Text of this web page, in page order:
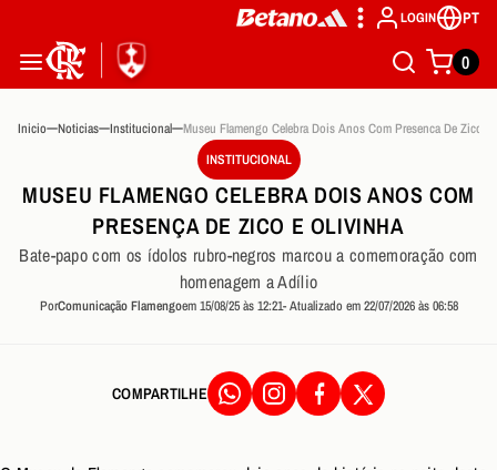
LOGIN PT
0
Inicio Noticias Institucional
INSTITUCIONAL
MUSEU FLAMENGO CELEBRA DOIS ANOS COM
PRESENÇA DE ZICO E OLIVINHA
Bate-papo com os ídolos rubro-negros marcou a comemoração com
homenagem a Adílio
PorComunicação Flamengoem 15/08/25 às 12:21- Atualizado em 22/07/2026 às 06:58
COMPARTILHE